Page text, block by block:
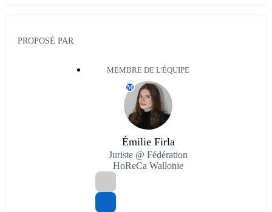
PROPOSÉ PAR
MEMBRE DE L'ÉQUIPE
M
Émilie Firla
Juriste @ Fédération
HoReCa Wallonie